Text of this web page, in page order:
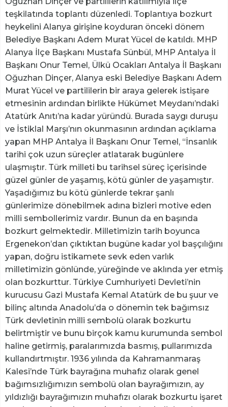
teşkilatında toplantı düzenledi. Toplantıya bozkurt
heykelini Alanya girişine koyduran önceki dönem
Belediye Başkanı Adem Murat Yücel de katıldı. MHP
Alanya İlçe Başkanı Mustafa Sünbül, MHP Antalya İl
Başkanı Onur Temel, Ülkü Ocakları Antalya İl Başkanı
Oğuzhan Dinçer, Alanya eski Belediye Başkanı Adem
Murat Yücel ve partililerin bir araya gelerek istişare
etmesinin ardından birlikte Hükümet Meydanı’ndaki
Atatürk Anıtı’na kadar yüründü. Burada saygı duruşu
ve İstiklal Marşı’nın okunmasının ardından açıklama
yapan MHP Antalya İl Başkanı Onur Temel, “İnsanlık
tarihi çok uzun süreçler atlatarak bugünlere
ulaşmıştır. Türk milleti bu tarihsel süreç içerisinde
güzel günler de yaşamış, kötü günler de yaşamıştır.
Yaşadığımız bu kötü günlerde tekrar şanlı
günlerimize dönebilmek adına bizleri motive eden
milli sembollerimiz vardır. Bunun da en başında
bozkurt gelmektedir. Milletimizin tarih boyunca
Ergenekon’dan çıktıktan bugüne kadar yol başçılığını
yapan, doğru istikamete sevk eden varlık
milletimizin gönlünde, yüreğinde ve aklında yer etmiş
olan bozkurttur. Türkiye Cumhuriyeti Devleti’nin
kurucusu Gazi Mustafa Kemal Atatürk de bu şuur ve
bilinç altında Anadolu’da o dönemin tek bağımsız
Türk devletinin milli sembolü olarak bozkurtu
belirtmiştir ve bunu birçok kamu kurumunda sembol
haline getirmiş, paralarımızda basmış, pullarımızda
kullandırtmıştır. 1936 yılında da Kahramanmaraş
Kalesi’nde Türk bayrağına muhafız olarak genel
bağımsızlığımızın sembolü olan bayrağımızın, ay
yıldızlığı bayrağımızın muhafızı olarak bozkurtu işaret